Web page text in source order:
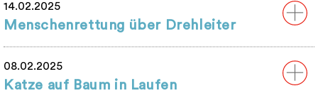
14.02.2025
Menschenrettung über Drehleiter
08.02.2025
Katze auf Baum in Laufen